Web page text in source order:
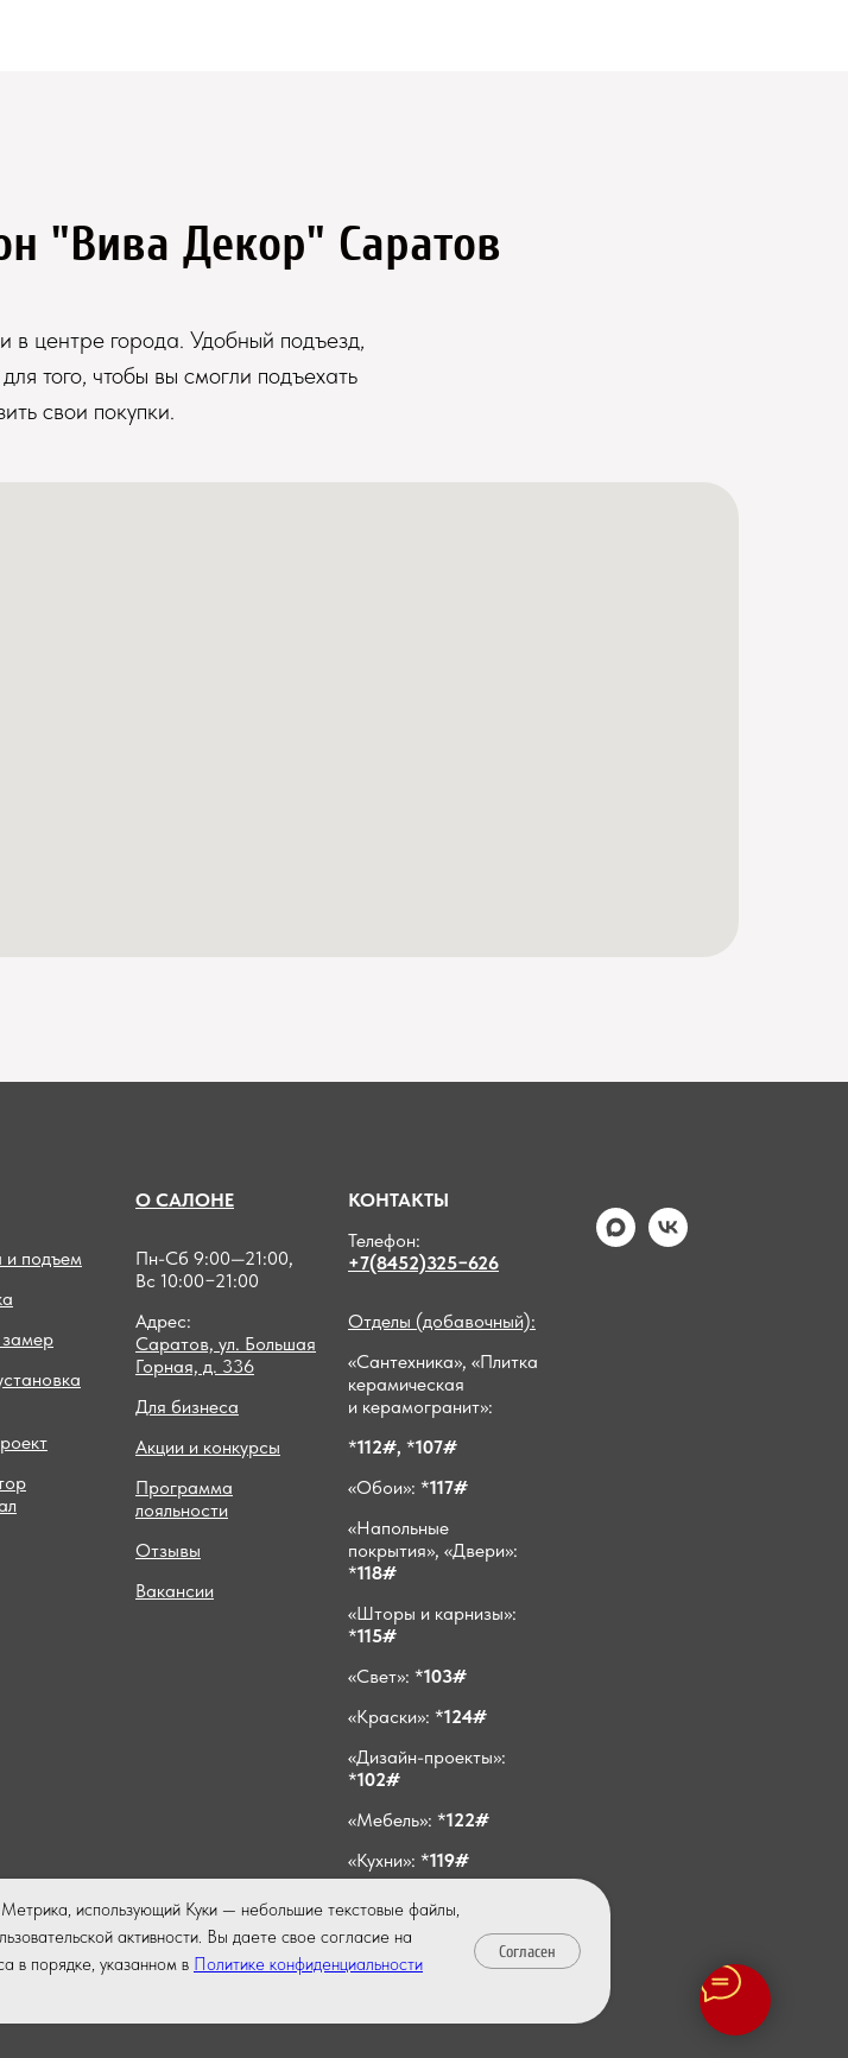
использующий Куки — небольшие текстовые файлы,
активности. Вы даете свое согласие на
в порядке, указанном в Политике конфиденциальности
Согласен
"Вива Декор" Саратов
в центре города. Удобный подъезд,
того, чтобы вы смогли подъехать
свои покупки.
и подъем
О САЛОНЕ
Пн-Сб 9:00—21:00,
Вс 10:00−21:00
Адрес:
Саратов, ул. Большая
Горная, д. 336
Для бизнеса
Акции и конкурсы
Программа
лояльности
Отзывы
Вакансии
КОНТАКТЫ
Телефон:
+7(8452)325−626
Отделы (добавочный):
«Сантехника», «Плитка
керамическая
и керамогранит»:
*112#, *107#
«Обои»: *117#
«Напольные
покрытия», «Двери»:
*118#
«Шторы и карнизы»:
*115#
«Свет»: *103#
«Краски»: *124#
«Дизайн-проекты»:
*102#
«Мебель»: *122#
«Кухни»: *119#
info@vivadecor64.ru